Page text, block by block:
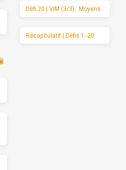
Défi 20 | VIM (3/3) : Moyens
Récapitulatif | Défis 1 -20